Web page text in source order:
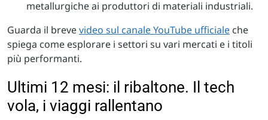
metallurgiche ai produttori di materiali industriali.
Guarda il brevevideo sul canale YouTube ufficiale che
spiega come esplorare i settori su vari mercati e i titoli
più performanti.
Ultimi 12 mesi: il ribaltone. Il tech
vola, i viaggi rallentano